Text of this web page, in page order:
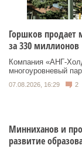
Горшков
за 330 миллионов
Компания «АНГ-
многоуровневый
07.08.2026, 16:29 2
Минниханов и
развитие